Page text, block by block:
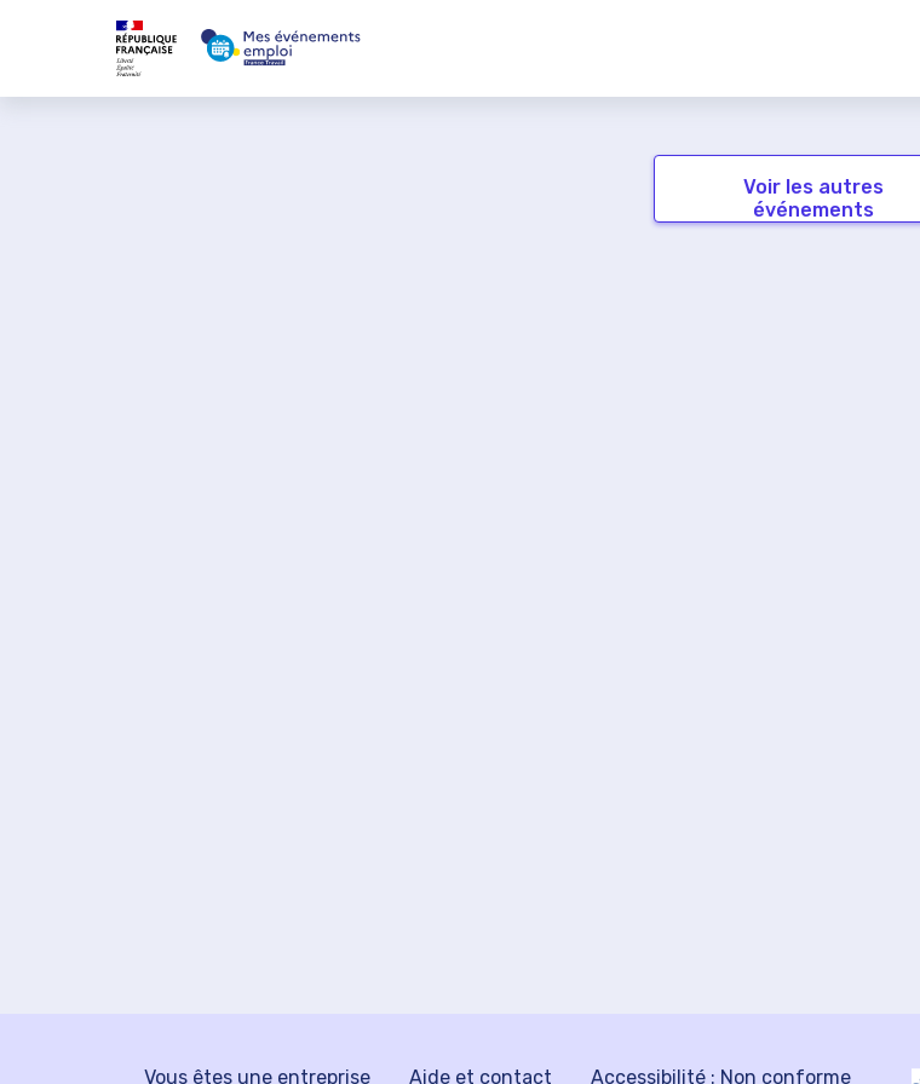
Voir les autres
événements
Vous êtes une entreprise Aide et contact Accessibilité : Non conforme